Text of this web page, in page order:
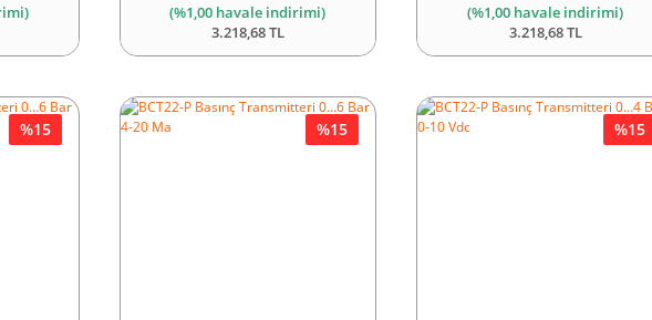
(%1,00 havale indirimi)
3.218,68 TL
(%1,00 havale indirimi)
3.218,68 TL
%15 %15 %15